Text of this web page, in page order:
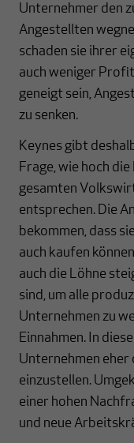
Unternehmer den
Angestellten
schaden sie ihrer
auch weniger
geneigt sein,
zu senken.
Keynes gibt
Frage, wie hoch
gesamten
entsprechen. Die
bekommen, dass
auch kaufen
auch die Löhne
sind, um alle
Unternehmen zu
Einnahmen. In
Unternehmen eher
einzustellen.
einer hohen
und neue